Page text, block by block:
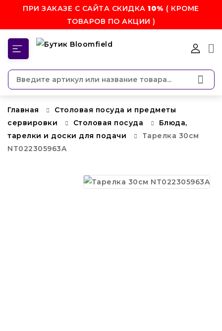
ПРИ ЗАКАЗЕ С САЙТА СКИДКА10% ( КРОМЕ
ТОВАРОВ ПО АКЦИИ )
Главная
Столовая посуда и предметы
сервировки
Столовая посуда
Блюда,
тарелки и доски для подачи
Тарелка 30см
NT022305963A